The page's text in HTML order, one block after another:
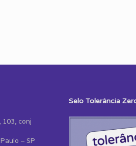
103, conj
– SP
Selo Tolerância